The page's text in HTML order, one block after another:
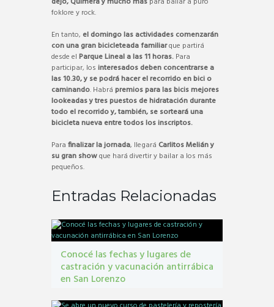
foklore y rock.
En tanto, el domingo las actividades comenzarán
con una gran bicicleteada familiarque partirá
desde el Parque Lineal a las 11 horas. Para
participar, los interesados deben concentrarse a
las 10.30, y se podrá hacer el recorrido en bici o
caminando. Habrá premios para las bicis mejores
lookeadas y tres puestos de hidratación durante
todo el recorrido y, también, se sorteará una
bicicleta nueva entre todos los inscriptos.
Para finalizar la jornada, llegará Carlitos Melián y
su gran showque hará divertir y bailar a los más
pequeños.
Entradas Relacionadas
Conocé las fechas y lugares de
castración y vacunación antirrábica
en San Lorenzo